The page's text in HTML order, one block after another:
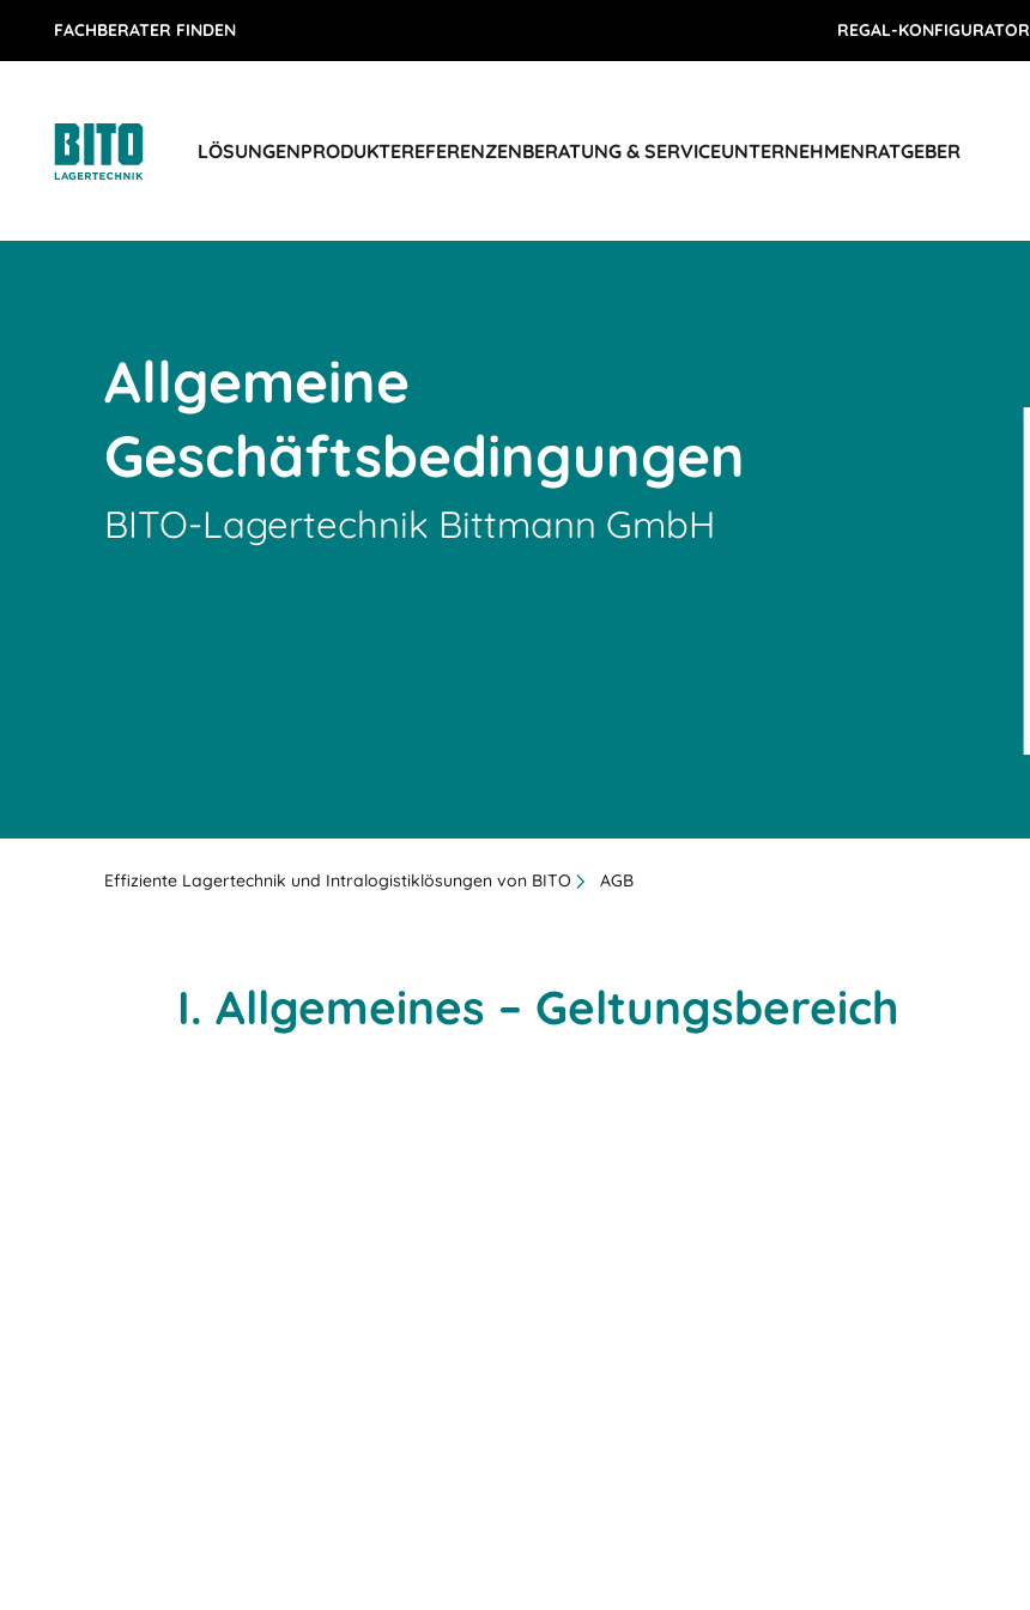
FACHBERATER FINDEN REGAL-KONFIGURATOR
LÖSUNGENPRODUKTEREFERENZENBERATUNG & SERVICEUNTERNEHMENRATGEBER
Allgemeine
Geschäftsbedingungen
BITO-Lagertechnik Bittmann GmbH
Effiziente Lagertechnik und Intralogistiklösungen von BITO AGB
I. Allgemeines – Geltungsbereich